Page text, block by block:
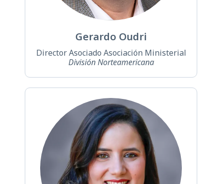
Gerardo Oudri
Director Asociado Asociación Ministerial
División Norteamericana